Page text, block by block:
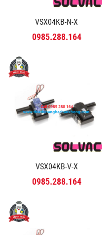
VSX04KB-N-X
0985.288.164
VSX04KB-V-X
0985.288.164